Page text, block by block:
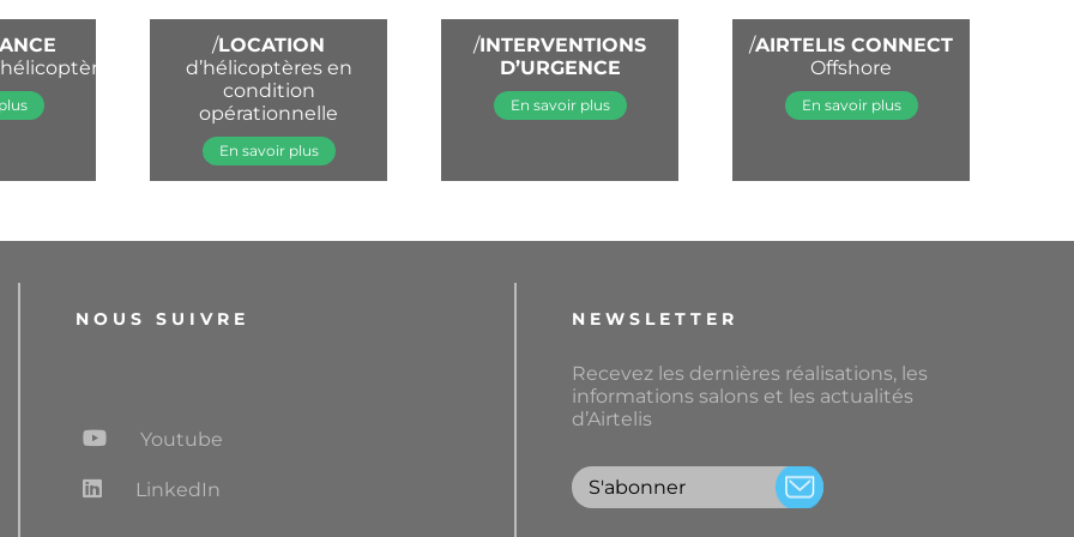
/LOCATION
d’hélicoptères en
condition
opérationnelle
En savoir plus
/INTERVENTIONS
D’URGENCE
En savoir plus
/AIRTELIS CONNECT
Offshore
En savoir plus
NOUS SUIVRE
Youtube
LinkedIn
NEWSLETTER
Recevez les dernières réalisations, les
informations salons et les actualités
d’Airtelis
S'abonner